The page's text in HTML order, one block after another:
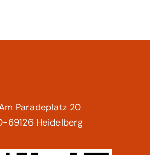
Paradeplatz 20
69126 Heidelberg